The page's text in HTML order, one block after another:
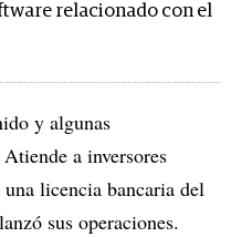
relacionado con el
y algunas
a inversores
licencia bancaria del
sus operaciones.